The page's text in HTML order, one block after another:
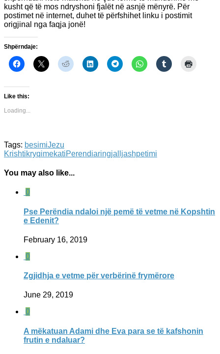
kusht që të mos ndryshoni fjalët në asnjë mënyrë. Për
postimet në internet, duhet të përfshihet linku i postimit
origjinal nga faqja jonë!
Shpërndaje:
Like this:
Loading...
Tags: besimiJezu
KrishtikryqimekatiPerendiaringjalljashpetimi
You may also like...
0
Pse Perëndia ndaloi një pemë të vetme në Kopshtin
e Edenit?
February 16, 2019
0
Zgjidhja e vetme për verbërinë frymërore
June 29, 2019
0
A mëkatuan Adami dhe Eva para se të kafshonin
frutin e ndaluar?